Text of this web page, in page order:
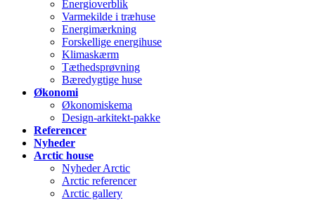
Energioverblik
Varmekilde i træhuse
Energimærkning
Forskellige energihuse
Klimaskærm
Tæthedsprøvning
Bæredygtige huse
Økonomi
Økonomiskema
Design-arkitekt-pakke
Referencer
Nyheder
Arctic house
Nyheder Arctic
Arctic referencer
Arctic gallery